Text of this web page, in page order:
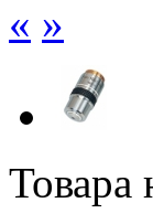
« »
Товара